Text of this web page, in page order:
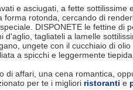
e asciugati, a fette
forma rotonda, cercando di
DISPONETE le fettine di
d'aglio, tagliateli a lamelle
ungete con il cucchiaio di
a spicchi e leggermente tiepida.
di affari, una cena romantica,
per te i migliori ristoranti e